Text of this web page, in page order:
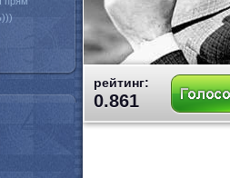
рейтинг:
0.861